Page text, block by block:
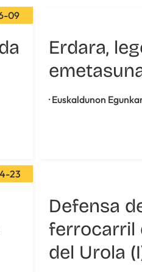
09
Erdara,
· Euskaldunon
23
Defensa
ferrocarril
del Urola